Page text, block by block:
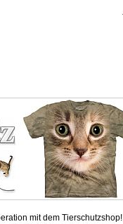
mit dem Tierschutzshop!